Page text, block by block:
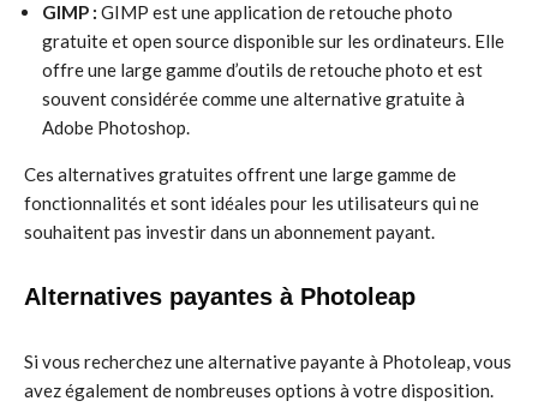
GIMP : GIMP est une application de retouche photo
gratuite et open source disponible sur les ordinateurs. Elle
offre une large gamme d’outils de retouche photo et est
souvent considérée comme une alternative gratuite à
Adobe Photoshop.
Ces alternatives gratuites offrent une large gamme de
fonctionnalités et sont idéales pour les utilisateurs qui ne
souhaitent pas investir dans un abonnement payant.
Alternatives payantes à Photoleap
Si vous recherchez une alternative payante à Photoleap, vous
avez également de nombreuses options à votre disposition.